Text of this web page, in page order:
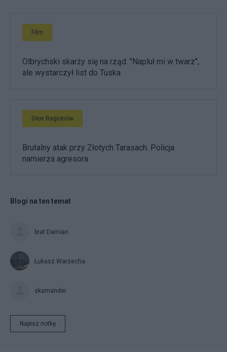
Film
Olbrychski skarży się na rząd. "Napluł mi w twarz",
ale wystarczył list do Tuska
Głos Regionów
Brutalny atak przy Złotych Tarasach. Policja
namierza agresora
Blogi na ten temat
brat Damian
Łukasz Warzecha
skamander
Napisz notkę